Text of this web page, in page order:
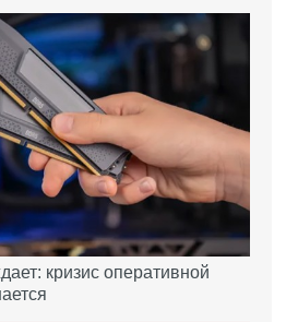
кризис оперативной